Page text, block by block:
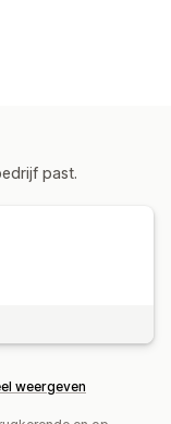
past.
weergeven